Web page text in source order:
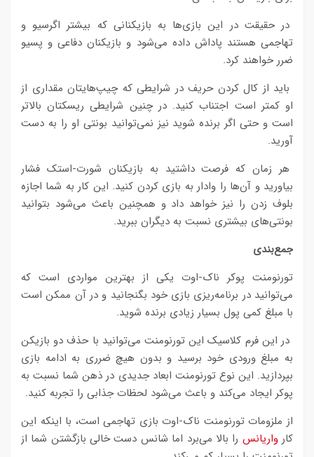
در حقیقت در این بازی‌ها به بازیکنانی که بیشتر اگرسیو و
تهاجمی هستند پاداش داده می‌شود و بازیکنان دفاعی و پسیو
ضرر خواهند کرد.
باید از کال کردن حریف در شرایطی که چیپ‌هایتان مقداری از
او کمتر است اجتناب کنید. در چنین شرایطی ریسکتان بالاتر
است و حتی اگر برنده شوید نیز نمی‌توانید بونتی او را به دست
آورید.
هر زمان که فرصت داشتید به بازیکنان شورت-استک فشار
بیاورید و آن‌ها را وادار به بازی کردن کنید. این کار به شما اجازه
بلوف زدن را نیز خواهد داد و همچنین باعث می‌شود بتوانید
بونتی‌های بیشتری نسبت به دیگران ببرید.
جمع‌بندی
تورنومنت پوکر ناک-اوت یکی از بهترین مواردی است که
می‌توانید در برنامه‌ریزی بازی خود بگنجانید و در آن ممکن است
با مبلغ کمی پول بسیار زیادی برنده شوید.
در این فرم کلاسیک این تورنومنت می‌توانید با حذف دو بازیکن
به مبلغ ورودی خود برسید و بدون هیچ ضرری به ادامه بازی
بپردازید. این نوع تورنومنت ابعاد جدیدی در ذهن شما نسبت به
پوکر ایجاد می‌کند و باعث می‌شود لحظات جذابی را تجربه کنید.
از ملزومات تورنومنت ناک-اوت بازی تهاجمی است، با اینکه این
کارواریانس را بالا می‌برد اما شانس دست خالی بازگشتن شما از